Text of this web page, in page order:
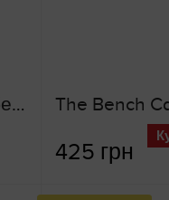
The Bench Sauvignon Blanc (безалкогольне біле вино)
425 грн